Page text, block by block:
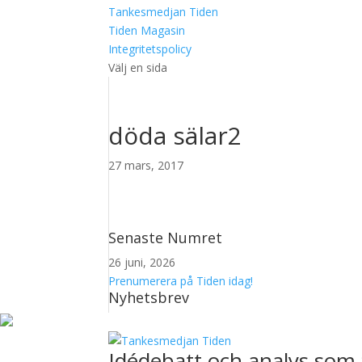
Tankesmedjan Tiden
Tiden Magasin
Integritetspolicy
Välj en sida
döda sälar2
27 mars, 2017
Senaste Numret
26 juni, 2026
Prenumerera på Tiden idag!
Nyhetsbrev